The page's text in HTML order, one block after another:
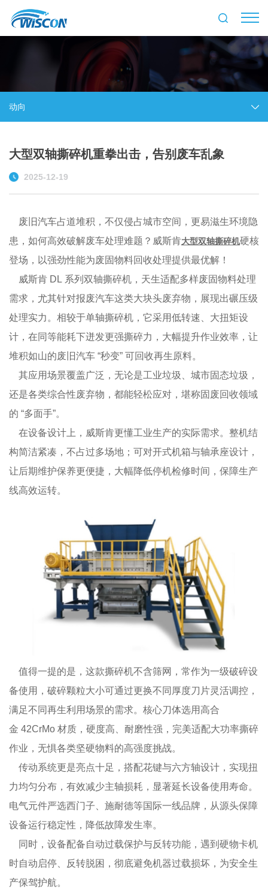
动向
大型双轴撕碎机重拳出击，告别废车乱象
2025-12-19
废旧汽车占道堆积，不仅侵占城市空间，更易滋生环境隐
患，如何高效破解废车处理难题？威斯肯大型双轴撕碎机硬核
登场，以强劲性能为废固物料回收处理提供最优解！
威斯肯 DL 系列双轴撕碎机，天生适配多样废固物料处理
需求，尤其针对报废汽车这类大块头废弃物，展现出碾压级
处理实力。相较于单轴撕碎机，它采用低转速、大扭矩设
计，在同等能耗下迸发更强撕碎力，大幅提升作业效率，让
堆积如山的废旧汽车 “秒变” 可回收再生原料。
其应用场景覆盖广泛，无论是工业垃圾、城市固态垃圾，
还是各类综合性废弃物，都能轻松应对，堪称固废回收领域
的 “多面手”。
在设备设计上，威斯肯更懂工业生产的实际需求。整机结
构简洁紧凑，不占过多场地；可对开式机箱与轴承座设计，
让后期维护保养更便捷，大幅降低停机检修时间，保障生产
线高效运转。
值得一提的是，这款撕碎机不含筛网，常作为一级破碎设
备使用，破碎颗粒大小可通过更换不同厚度刀片灵活调控，
满足不同再生利用场景的需求。核心刀体选用高合
金 42CrMo 材质，硬度高、耐磨性强，完美适配大功率撕碎
作业，无惧各类坚硬物料的高强度挑战。
传动系统更是亮点十足，搭配花键与六方轴设计，实现扭
力均匀分布，有效减少主轴损耗，显著延长设备使用寿命。
电气元件严选西门子、施耐德等国际一线品牌，从源头保障
设备运行稳定性，降低故障发生率。
同时，设备配备自动过载保护与反转功能，遇到硬物卡机
时自动启停、反转脱困，彻底避免机器过载损坏，为安全生
产保驾护航。